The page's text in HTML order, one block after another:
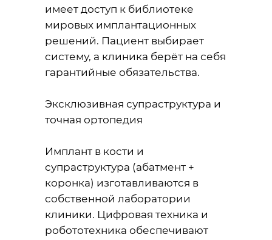
имеет доступ к библиотеке
мировых имплантационных
решений. Пациент выбирает
систему, а клиника берёт на себя
гарантийные обязательства.
Эксклюзивная супраструктура и
точная ортопедия
Имплант в кости и
супраструктура (абатмент +
коронка) изготавливаются в
собственной лаборатории
клиники. Цифровая техника и
робототехника обеспечивают